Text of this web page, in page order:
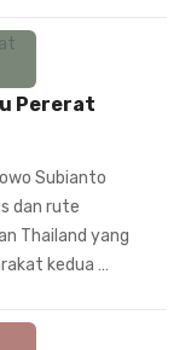
Pererat
Subianto
dan rute
Thailand yang
kedua …